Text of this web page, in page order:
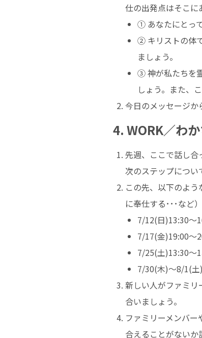
仕の出発点はそこに
① あなたにとっ
② キリストの体
ましょう。
③ 神が私たちを
しょう。また、
今日のメッセージか
4. WORK／わ
先週、ここで話し合
次のステップについ
この先、以下のよ
に奉仕する･･･など
7/12(日)13:30～
7/17(金)19:00～
7/25(土)13:30～
7/30(木)～8/1(
新しい人がファミリ
合いましょう。
ファミリーメンバ
合えることがないか